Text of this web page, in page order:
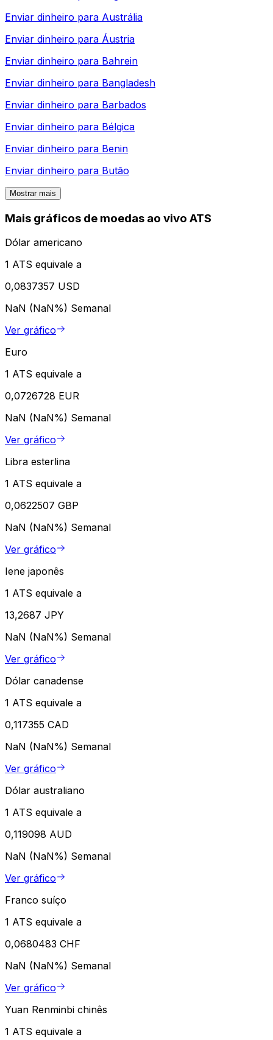
Enviar dinheiro para Austrália
Enviar dinheiro para Áustria
Enviar dinheiro para Bahrein
Enviar dinheiro para Bangladesh
Enviar dinheiro para Barbados
Enviar dinheiro para Bélgica
Enviar dinheiro para Benin
Enviar dinheiro para Butão
Mostrar mais
Mais gráficos de moedas ao vivo ATS
Dólar americano
1 ATS equivale a
0,0837357 USD
NaN (NaN%) Semanal
Ver gráfico
Euro
1 ATS equivale a
0,0726728 EUR
NaN (NaN%) Semanal
Ver gráfico
Libra esterlina
1 ATS equivale a
0,0622507 GBP
NaN (NaN%) Semanal
Ver gráfico
Iene japonês
1 ATS equivale a
13,2687 JPY
NaN (NaN%) Semanal
Ver gráfico
Dólar canadense
1 ATS equivale a
0,117355 CAD
NaN (NaN%) Semanal
Ver gráfico
Dólar australiano
1 ATS equivale a
0,119098 AUD
NaN (NaN%) Semanal
Ver gráfico
Franco suíço
1 ATS equivale a
0,0680483 CHF
NaN (NaN%) Semanal
Ver gráfico
Yuan Renminbi chinês
1 ATS equivale a